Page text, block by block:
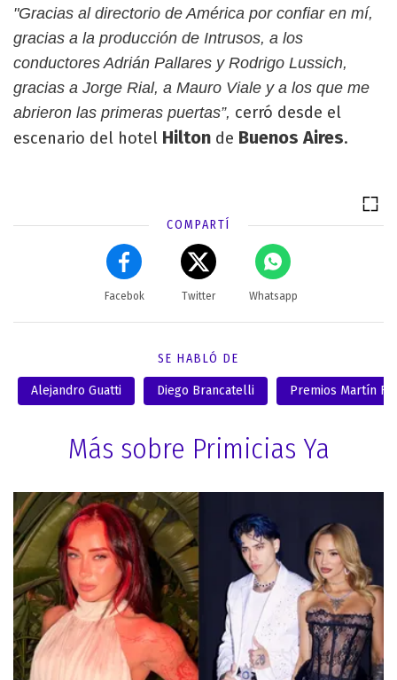
"Gracias al directorio de América por confiar en mí,
gracias a la producción de Intrusos, a los
conductores Adrián Pallares y Rodrigo Lussich,
gracias a Jorge Rial, a Mauro Viale y a los que me
abrieron las primeras puertas”, cerró desde el
escenario del hotel Hilton de Buenos Aires.
COMPARTÍ
Facebok Twitter Whatsapp
SE HABLÓ DE
Alejandro Guatti Diego Brancatelli Premios Martín
Más sobre Primicias Ya